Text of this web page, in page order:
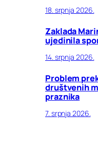
18. srpnja 2026.
Zaklada
ujedinila
14. srpnja 2026.
Problem
društvenih
praznika
7. srpnja 2026.